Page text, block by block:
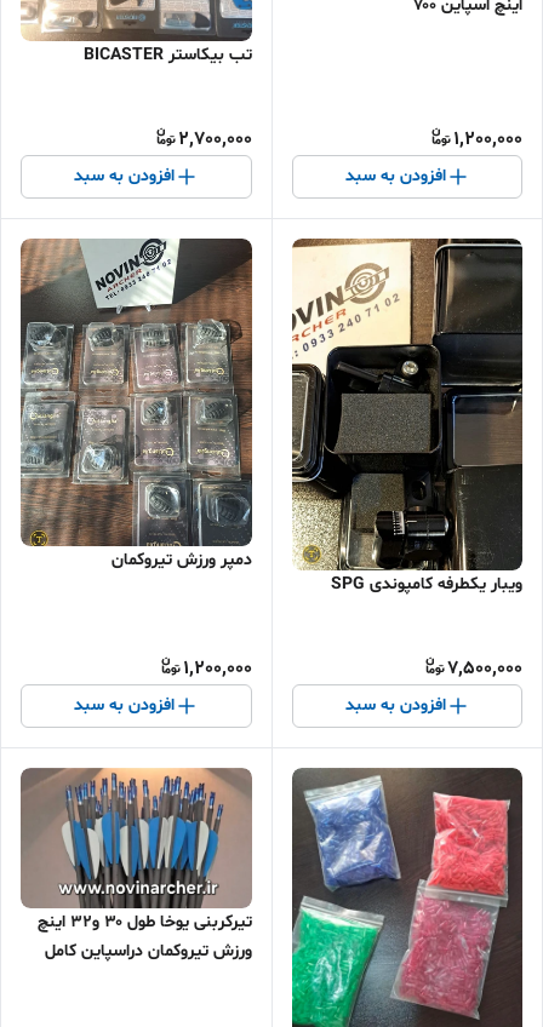
اینچ اسپاین ۷۰۰
1,200,000
افزودن به سبد
تب بیکاستر BICASTER
2,700,000
افزودن به سبد
ویبار یکطرفه کامپوندی SPG
7,500,000
افزودن به سبد
دمپر ورزش تیروکمان
1,200,000
افزودن به سبد
تیرکربنی یوخا طول ۳۰ و۳۲ اینچ
ورزش تیروکمان دراسپاین کامل